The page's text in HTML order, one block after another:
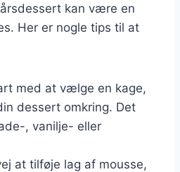
kan være en
Her er nogle tips til at
med at vælge en kage,
dessert omkring. Det
, vanilje- eller
at tilføje lag af mousse,